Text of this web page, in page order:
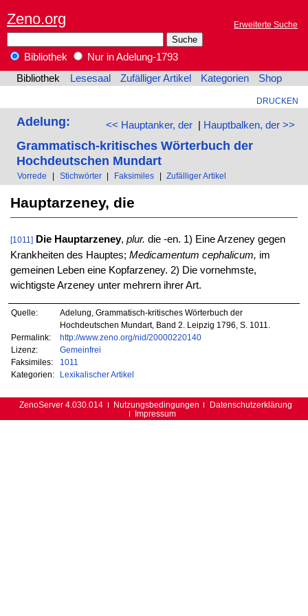
Zeno.org Erweiterte Suche
Bibliothek
Nur in Adelung-1793
Bibliothek
Lesesaal Zufälliger Artikel Kategorien Shop
DRUCKEN
<< Hauptanker, der| Hauptbalken, der >>
Adelung:
Grammatisch-kritisches Wörterbuch der
Hochdeutschen Mundart
Vorrede | Stichwörter | Faksimiles | Zufälliger Artikel
Hauptarzeney, die
[1011] Die Hauptarzeney, plur. die -en. 1) Eine Arzeney gegen
Krankheiten des Hauptes; Medicamentum cephalicum, im
gemeinen Leben eine Kopfarzeney. 2) Die vornehmste,
wichtigste Arzeney unter mehrern ihrer Art.
Quelle:
Adelung, Grammatisch-kritisches Wörterbuch der
Hochdeutschen Mundart, Band 2. Leipzig 1796, S. 1011.
Permalink:
http://www.zeno.org/nid/20000220140
Lizenz:
Gemeinfrei
Faksimiles:
1011
Kategorien:
Lexikalischer Artikel
ZenoServer 4.030.014 Nutzungsbedingungen
Datenschutzerklärung
Impressum